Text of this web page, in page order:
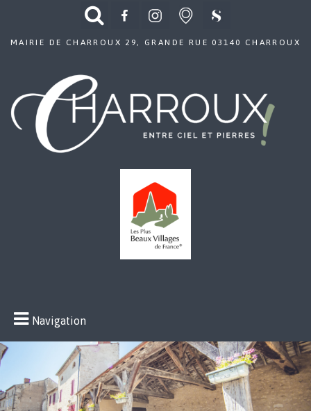
MAIRIE DE CHARROUX 29, GRANDE RUE 03140 CHARROUX
Navigation